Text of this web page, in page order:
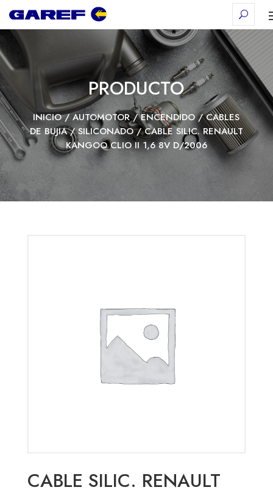
PRODUCTO
INICIO/AUTOMOTOR/ENCENDIDO/CABLES
DE BUJIA/SILICONADO/ CABLE SILIC. RENAULT
KANGOO CLIO II 1,6 8V D/2006
CABLE SILIC. RENAULT